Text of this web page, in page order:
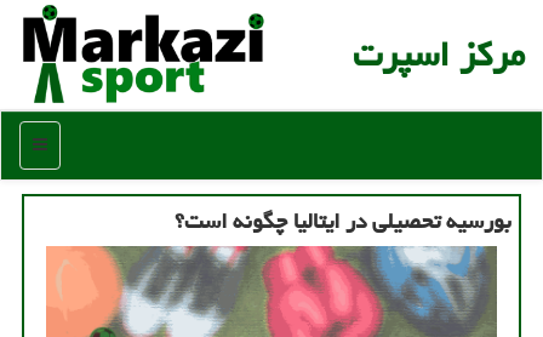
مركز اسپرت
منو
بورسیه تحصیلی در ایتالیا چگونه است؟